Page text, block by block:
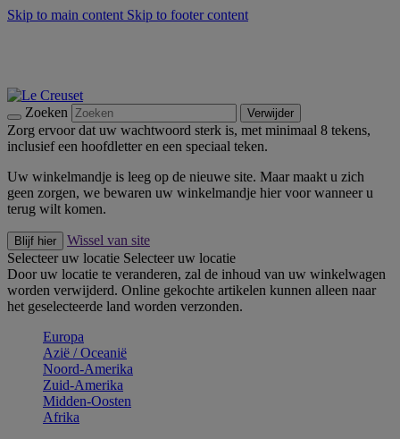
Skip to main content Skip to footer content
Zoeken Verwijder
Zorg ervoor dat uw wachtwoord sterk is, met minimaal 8 tekens,
inclusief een hoofdletter en een speciaal teken.
Uw winkelmandje is leeg op de nieuwe site. Maar maakt u zich
geen zorgen, we bewaren uw winkelmandje hier voor wanneer u
terug wilt komen.
Blijf hier
Wissel van site
Selecteer uw locatie Selecteer uw locatie
Door uw locatie te veranderen, zal de inhoud van uw winkelwagen
worden verwijderd. Online gekochte artikelen kunnen alleen naar
het geselecteerde land worden verzonden.
Europa
Aziё / Oceaniё
Noord-Amerika
Zuid-Amerika
Midden-Oosten
Afrika